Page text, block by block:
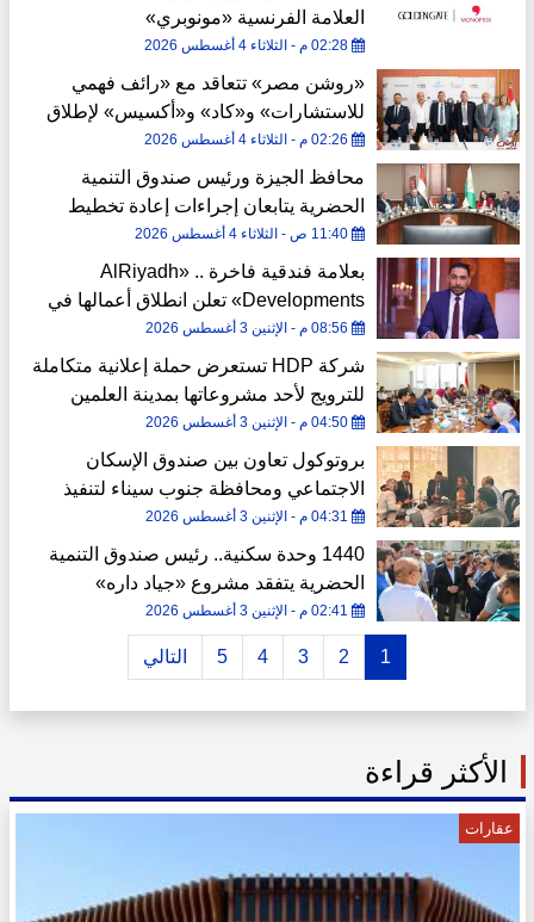
العلامة الفرنسية «مونوبري»
02:28 م - الثلاثاء 4 أغسطس 2026
«روشن مصر» تتعاقد مع «رائف فهمي
للاستشارات» و«كاد» و«أكسيس» لإطلاق
نموذج متكامل بمشروعاتها
02:26 م - الثلاثاء 4 أغسطس 2026
محافظ الجيزة ورئيس صندوق التنمية
الحضرية يتابعان إجراءات إعادة تخطيط
منطقة الكيت كات
11:40 ص - الثلاثاء 4 أغسطس 2026
بعلامة فندقية فاخرة .. «AlRiyadh
Developments» تعلن انطلاق أعمالها في
مليارات جنيه
08:56 م - الإثنين 3 أغسطس 2026
شركة HDP تستعرض حملة إعلانية متكاملة
للترويج لأحد مشروعاتها بمدينة العلمين
الجديدة
04:50 م - الإثنين 3 أغسطس 2026
بروتوكول تعاون بين صندوق الإسكان
الاجتماعي ومحافظة جنوب سيناء لتنفيذ
وحدات «سكن لكل المصريين»
04:31 م - الإثنين 3 أغسطس 2026
1440 وحدة سكنية.. رئيس صندوق التنمية
الحضرية يتفقد مشروع «جياد داره»
بالشرقية
02:41 م - الإثنين 3 أغسطس 2026
1
2
3
4
5 التالي
الأكثر قراءة
عقارات